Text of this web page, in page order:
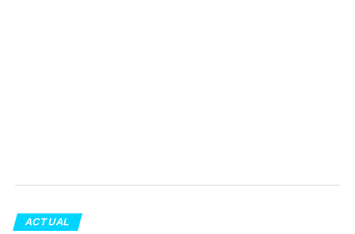
ACTUAL